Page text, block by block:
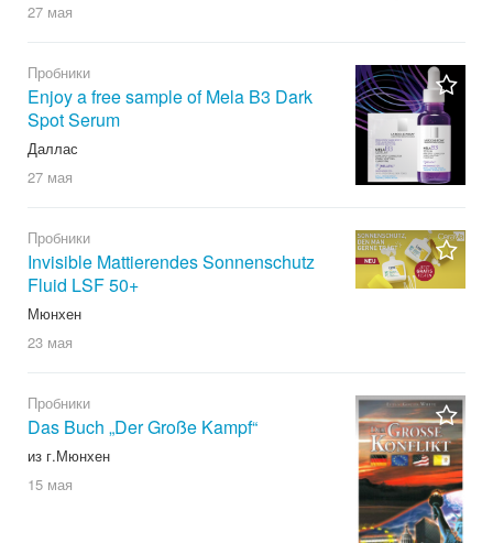
27 мая
Пробники
Enjoy a free sample of Mela B3 Dark
Spot Serum
Даллас
27 мая
Пробники
Invisible Mattierendes Sonnenschutz
Fluid LSF 50+
Мюнхен
23 мая
Пробники
Das Buch „Der Große Kampf“
из г.Мюнхен
15 мая